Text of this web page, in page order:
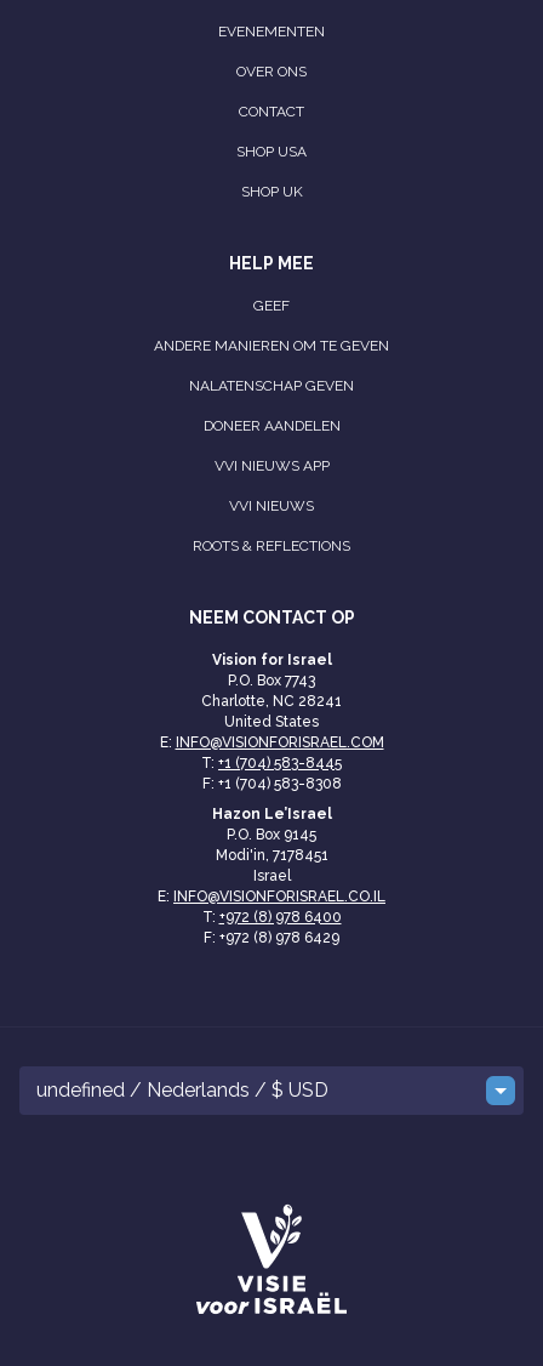
EVENEMENTEN
OVER ONS
CONTACT
SHOP USA
SHOP UK
HELP MEE
GEEF
ANDERE MANIEREN OM TE GEVEN
NALATENSCHAP GEVEN
DONEER AANDELEN
VVI NIEUWS APP
VVI NIEUWS
ROOTS & REFLECTIONS
NEEM CONTACT OP
Vision for Israel
P.O. Box 7743
Charlotte, NC 28241
United States
E:
INFO@VISIONFORISRAEL.COM
T: +1 (704) 583-8445
F: +1 (704) 583-8308
Hazon Le’Israel
P.O. Box 9145
Modi'in, 7178451
Israel
E:
INFO@VISIONFORISRAEL.CO.IL
T: +972 (8) 978 6400
F: +972 (8) 978 6429
undefined / Nederlands / $ USD